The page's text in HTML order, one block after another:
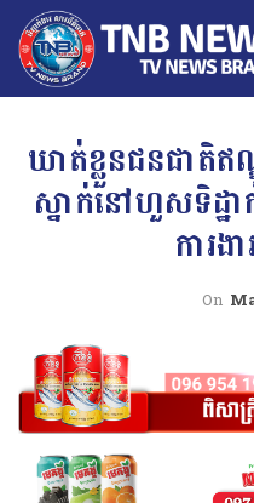
ឃាត់ខ្លួនជនជាតិឥ
ស្នាក់នៅហួសទិដ្ឋ
ការ
On